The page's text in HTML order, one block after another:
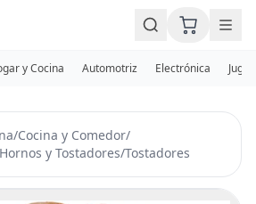
y Cocina Automotriz Electrónica
/Cocina y Comedor/
Hornos y Tostadores/Tostadores